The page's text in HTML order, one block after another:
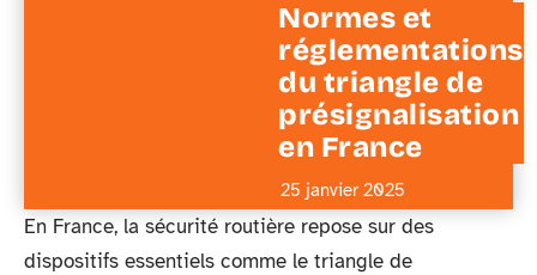
Normes et
réglementations
du triangle de
présignalisation
en France
25 janvier 2025
En France, la sécurité routière repose sur des
dispositifs essentiels comme le triangle de